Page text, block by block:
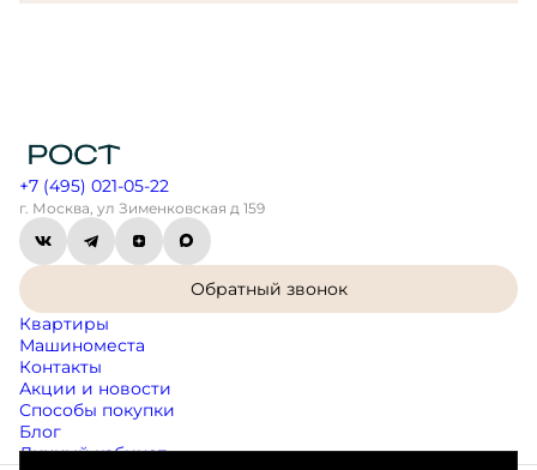
+7 (495) 021-05-22
г. Москва, ул Зименковская д 159
Обратный звонок
Квартиры
Машиноместа
Контакты
Акции и новости
Способы покупки
Блог
Личный кабинет